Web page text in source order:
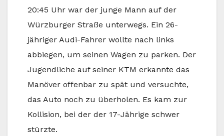
20:45 Uhr war der junge Mann auf der
Würzburger Straße unterwegs. Ein 26-
jähriger Audi-Fahrer wollte nach links
abbiegen, um seinen Wagen zu parken. Der
Jugendliche auf seiner KTM erkannte das
Manöver offenbar zu spät und versuchte,
das Auto noch zu überholen. Es kam zur
Kollision, bei der der 17-Jährige schwer
stürzte.